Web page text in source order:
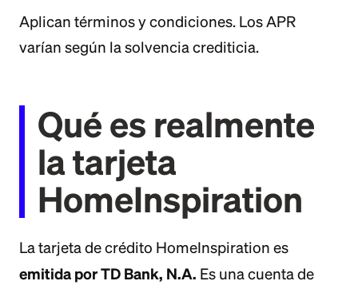
Aplican términos y condiciones. Los APR
varían según la solvencia crediticia.
Qué es realmente
la tarjeta
HomeInspiration
La tarjeta de crédito HomeInspiration es
emitida por TD Bank, N.A. Es una cuenta de